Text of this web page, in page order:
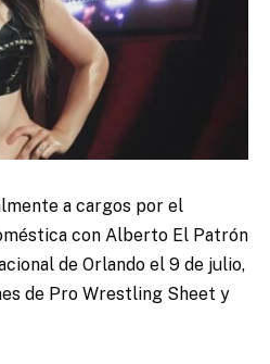
a cargos por el
con Alberto El Patrón
de Orlando el 9 de julio,
de Pro Wrestling Sheet y